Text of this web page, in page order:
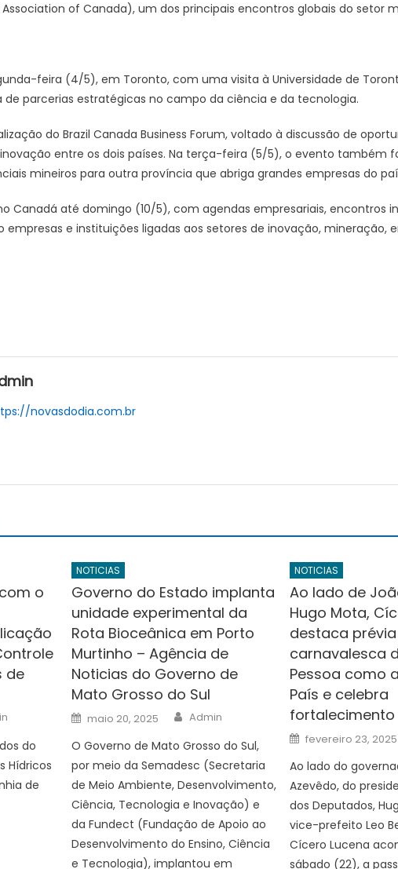
of Canada), um dos principais encontros globais do setor
feira (4/5), em Toronto, com uma visita à Universidade de
parcerias estratégicas no campo da ciência e da tecnologia.
do Brazil Canada Business Forum, voltado à discussão de
entre os dois países. Na terça-feira (5/5), o evento também
mineiros para outra província que abriga grandes empresas do
Canadá até domingo (10/5), com agendas empresariais, encontros
empresas e instituições ligadas aos setores de inovação, mineração,
novasdodia.com.br
o
de
do
Hídricos
de
NOTICIAS
Governo do Estado implanta
unidade experimental da
Rota Bioceânica em Porto
Murtinho – Agência de
Noticias do Governo de
Mato Grosso do Sul
Posted
on
maio 20, 2025 Author
Admin
O Governo de Mato Grosso do Sul,
por meio da Semadesc (Secretaria
de Meio Ambiente, Desenvolvimento,
Ciência, Tecnologia e Inovação) e
da Fundect (Fundação de Apoio ao
Desenvolvimento do Ensino, Ciência
e Tecnologia), implantou em
NOTICIAS
Ao lado de
Hugo Mota,
destaca prévia
carnavalesca
Pessoa como
País e celebra
Posted
on
fevereiro 23, 2025
Ao lado do
Azevêdo, do
dos Deputados,
vice-prefeito Leo
Cícero Lucena
sábado (22), a